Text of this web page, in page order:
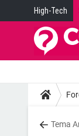
High-Tech
Tema